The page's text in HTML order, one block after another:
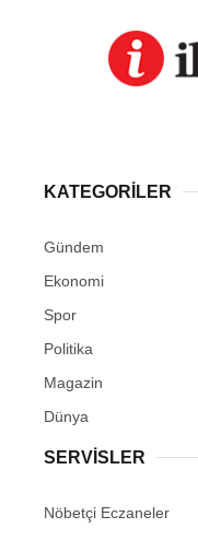
KATEGORİLER
Gündem
Ekonomi
Spor
Politika
Magazin
Dünya
SERVİSLER
Nöbetçi Eczaneler